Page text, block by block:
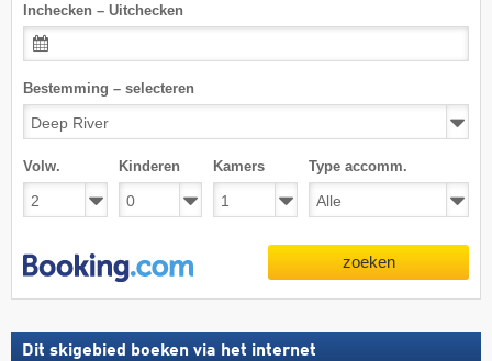
Inchecken – Uitchecken
Bestemming – selecteren
Volw. Kinderen Kamers Type accomm.
zoeken
Dit skigebied boeken via het internet